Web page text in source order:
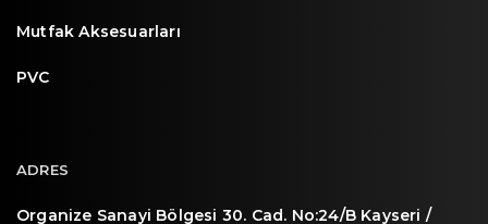
Mutfak Aksesuarları
PVC
ADRES
Organize Sanayi Bölgesi 30. Cad. No:24/B Kayseri /